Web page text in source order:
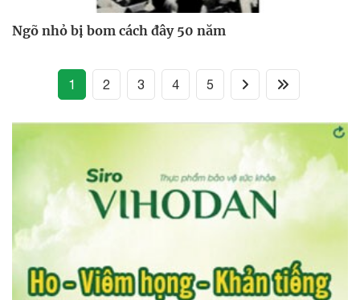
Ngõ nhỏ bị bom cách đây 50 năm
1 (current)
2 3 4 5